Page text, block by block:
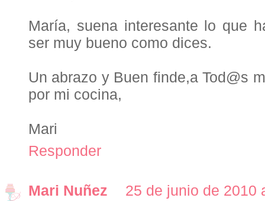
María, suena interesante lo que
ser muy bueno como dices.
Un abrazo y Buen finde,a Tod@s
por mi cocina,
Mari
Responder
Mari Nuñez
25 de junio de 2010